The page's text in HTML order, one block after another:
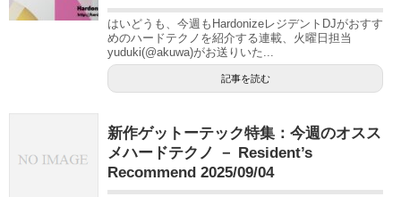
はいどうも、今週もHardonizeレジデントDJがおすす
めのハードテクノを紹介する連載、火曜日担当
yuduki(@akuwa)がお送りいた...
記事を読む
新作ゲットーテック特集：今週のオスス
メハードテクノ － Resident’s
Recommend 2025/09/04